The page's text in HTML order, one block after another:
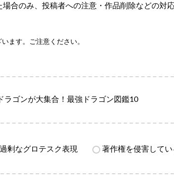
合のみ、投稿者への注意・作品削除などの対
ます。ご注意ください。
ラゴンが大集合！最強ドラゴン図鑑10
過剰なグロテスク表現 著作権を侵害してい